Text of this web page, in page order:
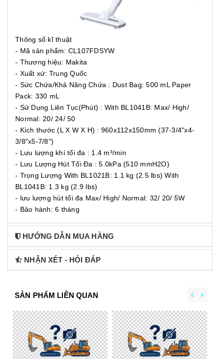
Thông số kĩ thuật
- Mã sản phẩm: CL107FDSYW
- Thương hiệu: Makita
- Xuất xứ: Trung Quốc
- Sức Chứa/Khả Năng Chứa : Dust Bag: 500 mL Paper
Pack: 330 mL
- Sử Dụng Liên Tục(Phút) : With BL1041B: Max/ High/
Normal: 20/ 24/ 50
- Kích thước (L X W X H) : 960x112x150mm (37-3/4"x4-
3/8"x5-7/8")
- Lưu lượng khí tối đa : 1.4 m³/min
- Lưu Lượng Hút Tối Đa : 5.0kPa (510 mmH2O)
- Trọng Lượng With BL1021B: 1.1 kg (2.5 lbs) With
BL1041B: 1.3 kg (2.9 lbs)
- lưu lượng hút tối đa Max/ High/ Normal: 32/ 20/ 5W
- Bảo hành: 6 tháng
HƯỚNG DẪN MUA HÀNG
NHẬN XÉT - HỎI ĐÁP
SẢN PHẨM LIÊN QUAN